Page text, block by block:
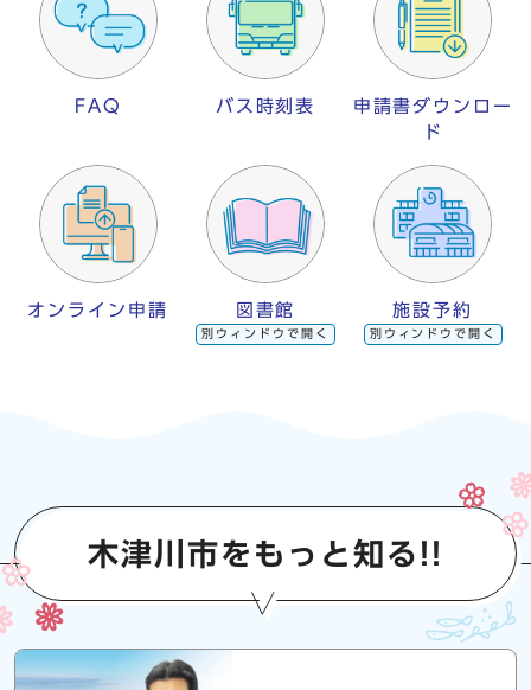
FAQ バス時刻表
申請書ダウンロー
ド
オンライン申請 図書館
別ウィンドウで開く
施設予約
別ウィンドウで開く
木津川市をもっと知る!!
市長・議会